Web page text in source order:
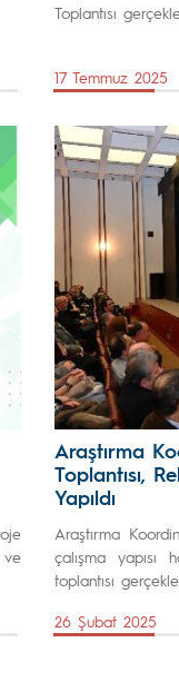
Toplantısı
17 Temmuz 2025
ve
Araştırma
Toplantısı,
Yapıldı
Araştırma
çalışma yapısı
toplantısı
26 Şubat 2025